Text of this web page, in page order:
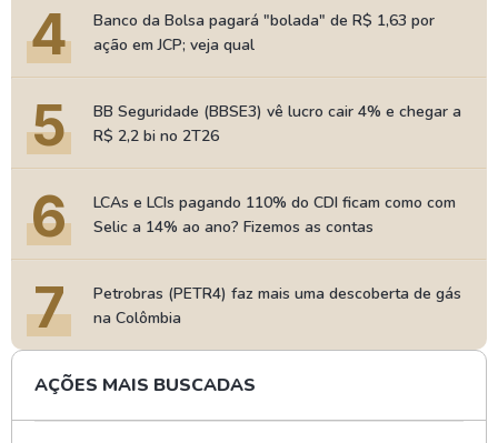
4
Banco da Bolsa pagará "bolada" de R$ 1,63 por
ação em JCP; veja qual
5
BB Seguridade (BBSE3) vê lucro cair 4% e chegar a
R$ 2,2 bi no 2T26
6
LCAs e LCIs pagando 110% do CDI ficam como com
Selic a 14% ao ano? Fizemos as contas
7
Petrobras (PETR4) faz mais uma descoberta de gás
na Colômbia
AÇÕES MAIS BUSCADAS